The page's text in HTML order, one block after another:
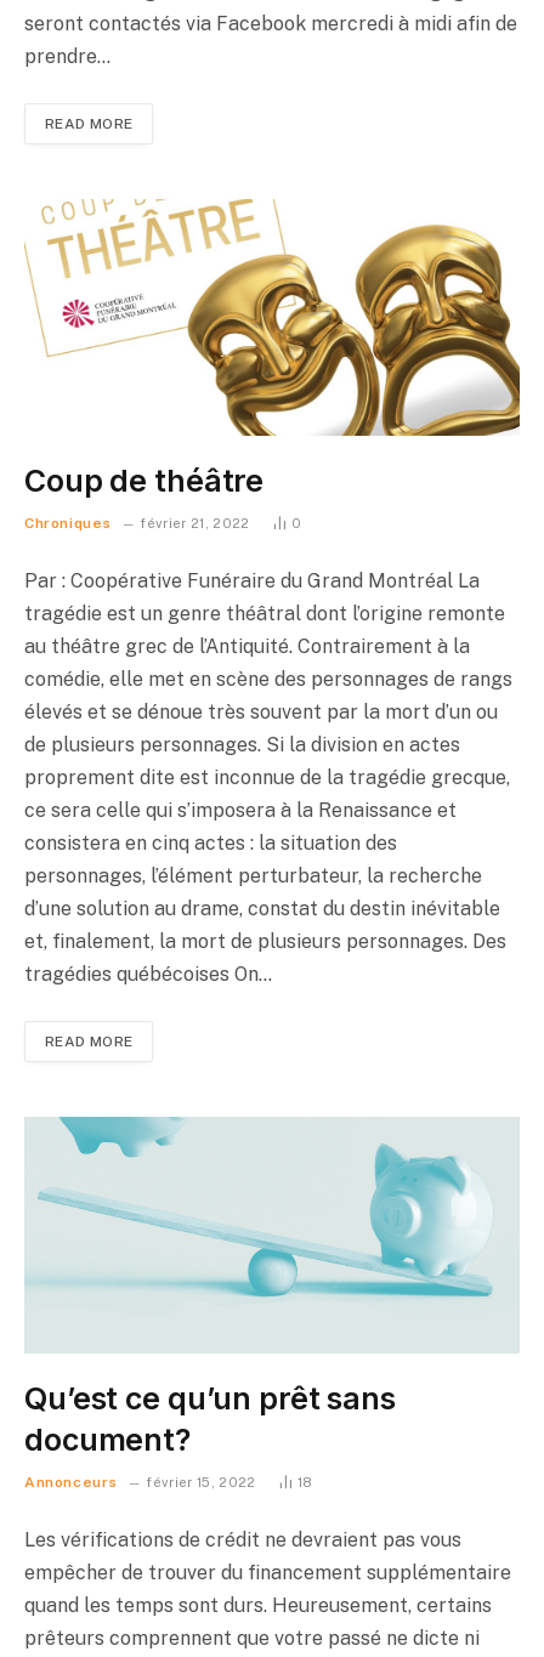
seront contactés via Facebook mercredi à midi afin de
prendre…
READ MORE
Coup de théâtre
Chroniques février 21, 2022 0
Par : Coopérative Funéraire du Grand Montréal La
tragédie est un genre théâtral dont l’origine remonte
au théâtre grec de l’Antiquité. Contrairement à la
comédie, elle met en scène des personnages de rangs
élevés et se dénoue très souvent par la mort d’un ou
de plusieurs personnages. Si la division en actes
proprement dite est inconnue de la tragédie grecque,
ce sera celle qui s’imposera à la Renaissance et
consistera en cinq actes : la situation des
personnages, l’élément perturbateur, la recherche
d’une solution au drame, constat du destin inévitable
et, finalement, la mort de plusieurs personnages. Des
tragédies québécoises On…
READ MORE
Qu’est ce qu’un prêt sans
document?
Annonceurs février 15, 2022 18
Les vérifications de crédit ne devraient pas vous
empêcher de trouver du financement supplémentaire
quand les temps sont durs. Heureusement, certains
prêteurs comprennent que votre passé ne dicte ni